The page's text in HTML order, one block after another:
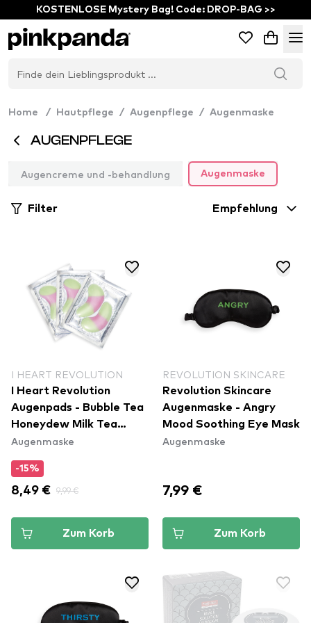
KOSTENLOSE Mystery Bag! Code: DROP-BAG >>
Home / Hautpflege / Augenpflege / Augenmaske
AUGENPFLEGE
Augencreme und -behandlung Augenmaske
Filter Empfehlung
I HEART REVOLUTION
I Heart Revolution
Augenpads - Bubble Tea
Honeydew Milk Tea
Undereye Patches
Augenmaske
-15%
8,49 € 9,99 €
Zum Korb
REVOLUTION SKINCARE
Revolution Skincare
Augenmaske - Angry
Mood Soothing Eye Mask
Augenmaske
7,99 €
Zum Korb